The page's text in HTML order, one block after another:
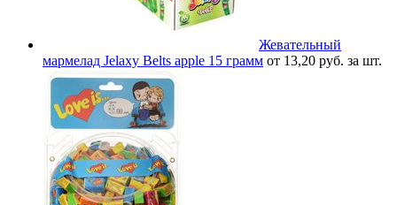
Жевательный
мармелад Jelaxy Belts apple 15 грамм от 13,20 руб. за шт.